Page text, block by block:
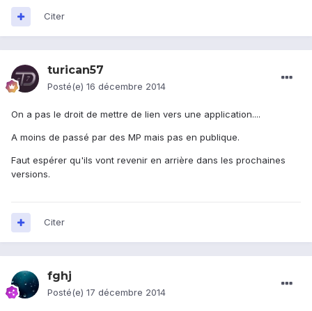
Citer
turican57
Posté(e) 16 décembre 2014
On a pas le droit de mettre de lien vers une application....
A moins de passé par des MP mais pas en publique.
Faut espérer qu'ils vont revenir en arrière dans les prochaines
versions.
Citer
fghj
Posté(e) 17 décembre 2014